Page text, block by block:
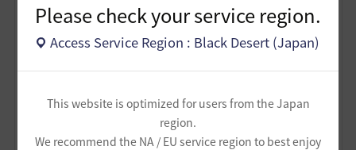
Please check your service region.
Access Service Region : Black Desert (Japan)
This website is optimized for users from the Japan
region.
We recommend the NA / EU service region to best enjoy